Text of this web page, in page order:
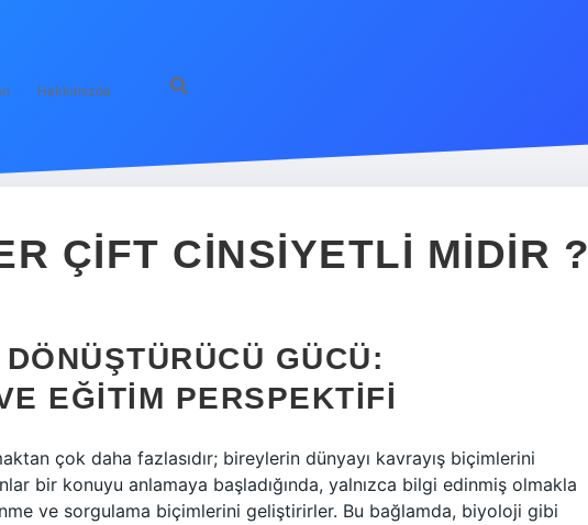
Hakkımızda
ÇIFT CINSIYETLI MIDIR ?
GÜCÜ:
EĞITIM PERSPEKTIFI
çok daha fazlasıdır; bireylerin dünyayı kavrayış biçimlerini
bir konuyu anlamaya başladığında, yalnızca bilgi edinmiş olmakla
ve sorgulama biçimlerini geliştirirler. Bu bağlamda, biyoloji gibi